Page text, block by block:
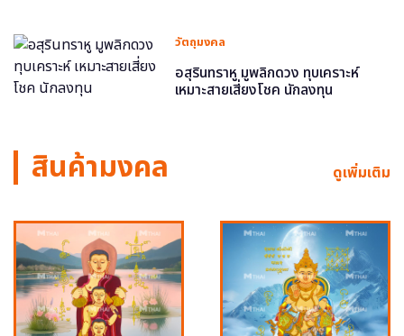
วัตถุมงคล
อสุรินทราหู มูพลิกดวง ทุบเคราะห์
เหมาะสายเสี่ยงโชค นักลงทุน
สินค้ามงคล ดูเพิ่มเติม